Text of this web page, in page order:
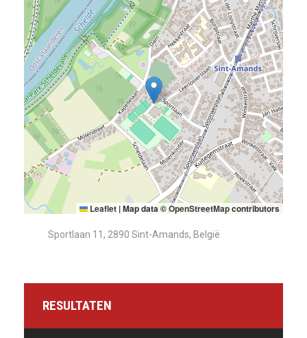
Leaflet |Map data ©OpenStreetMapcontributors
Sportlaan 11, 2890 Sint-Amands, België
RESULTATEN